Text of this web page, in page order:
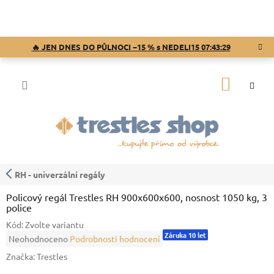
🔥 JEN DNES DO PŮLNOCI −15 % s NEDELI1507:43:28
RH - univerzální regály
Policový regál Trestles RH 900x600x600, nosnost 1050 kg, 3
police
Kód:Zvolte variantu
Průměrné
produktu
Neohodnoceno Podrobnosti hodnocení Záruka 10 let
Značka:Trestles